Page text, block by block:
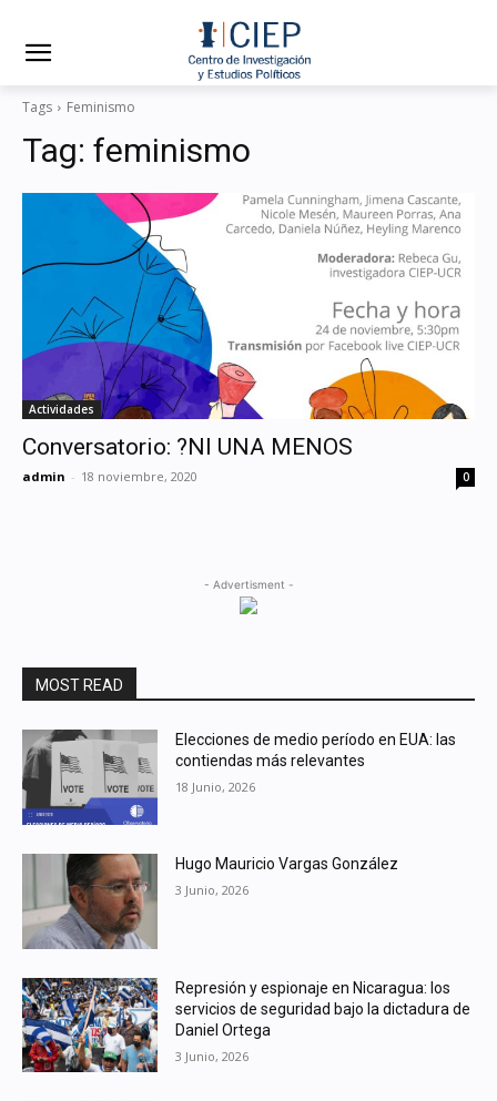
Tags Feminismo
Tag: feminismo
Actividades
Conversatorio: ?NI UNA MENOS
admin - 18 noviembre, 2020 0
- Advertisment -
MOST READ
Elecciones de medio período en EUA: las
contiendas más relevantes
18 Junio, 2026
Hugo Mauricio Vargas González
3 Junio, 2026
Represión y espionaje en Nicaragua: los
servicios de seguridad bajo la dictadura de
Daniel Ortega
3 Junio, 2026